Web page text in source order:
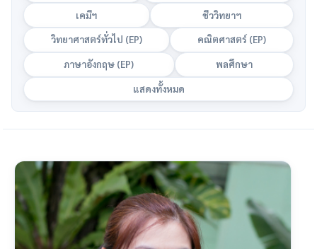
เคมีฯ ชีววิทยาฯ
วิทยาศาสตร์ทั่วไป (EP) คณิตศาสตร์ (EP)
ภาษาอังกฤษ (EP) พลศึกษา
แสดงทั้งหมด